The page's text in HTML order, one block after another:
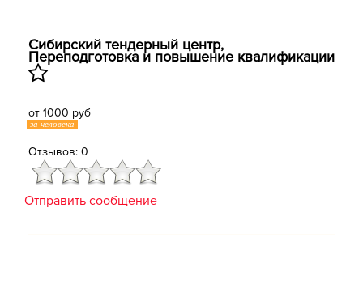
Сибирский тендерный центр,
Переподготовка и повышение квалификации
от 1000 руб
за человека
Отзывов: 0
Отправить сообщение